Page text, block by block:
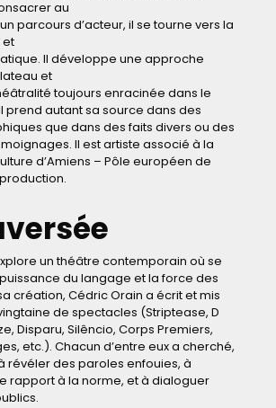
au
parcours d’acteur, il se tourne vers la
et
Il développe une approche
et
toujours enracinée dans le
prend autant sa source dans des
que dans des faits divers ou des
Il est artiste associé à la
d’Amiens – Pôle européen de
un théâtre contemporain où se
du langage et la force des
création, Cédric Orain a écrit et mis
de spectacles (Striptease, D
Disparu, Silêncio, Corps Premiers,
etc.). Chacun d’entre eux a cherché,
révéler des paroles enfouies, à
rapport à la norme, et à dialoguer